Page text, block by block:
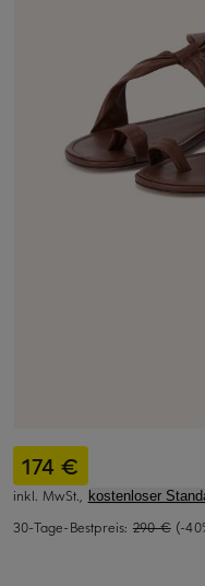
174 €
inkl. MwSt., kostenloser
30-Tage-Bestpreis: 290 € (-